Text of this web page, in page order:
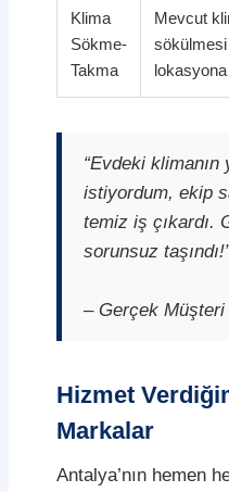
Klima
Sökme-
Takma
Mevcut
“Evdeki
istiyordum, ekip
temiz iş çıkardı.
sorunsuz
– Gerçek Müşteri
Hizmet
Markalar
Antalya’nın hemen